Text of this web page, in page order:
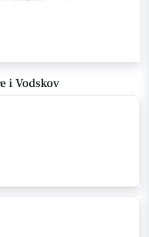
i Vodskov